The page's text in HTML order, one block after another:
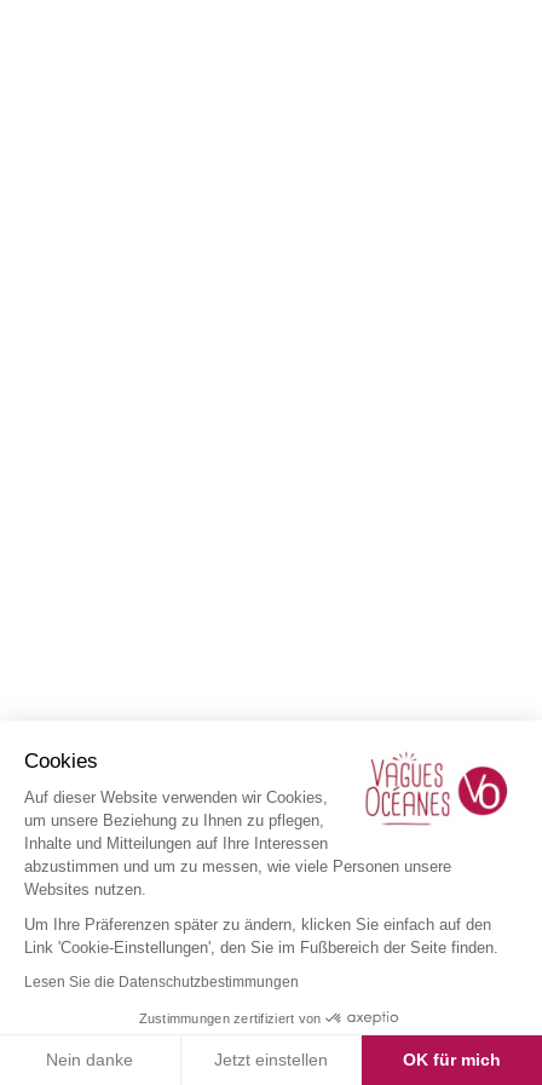
Cookies
Auf dieser Website verwenden wir Cookies,
um unsere Beziehung zu Ihnen zu pflegen,
Inhalte und Mitteilungen auf Ihre Interessen
abzustimmen und um zu messen, wie viele Personen unsere
Websites nutzen.
Um Ihre Präferenzen später zu ändern, klicken Sie einfach auf den
Link 'Cookie-Einstellungen', den Sie im Fußbereich der Seite finden.
Lesen Sie die Datenschutzbestimmungen
Zustimmungen zertifiziert von
Nein danke Jetzt einstellen OK für mich